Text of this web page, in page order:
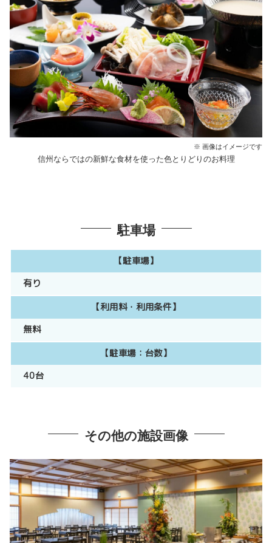
※ 画像はイメージです
信州ならではの新鮮な食材を使った色とりどりのお料理
駐車場
【駐車場】
有り
【利用料・利用条件】
無料
【駐車場：台数】
40台
その他の施設画像